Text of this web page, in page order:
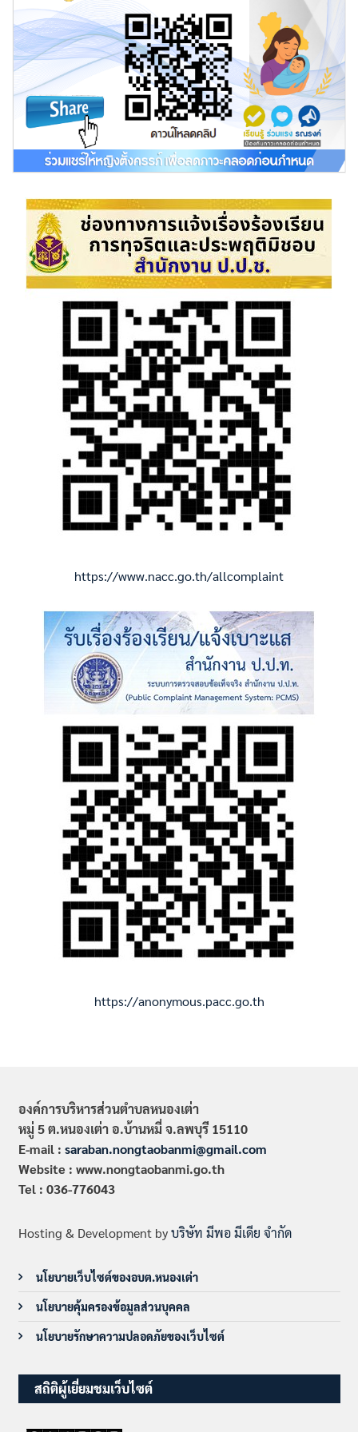
https://www.nacc.go.th/allcomplaint
https://anonymous.pacc.go.th
องค์การบริหารส่วนตำบลหนองเต่า
หมู่ 5 ต.หนองเต่า อ.บ้านหมี่ จ.ลพบุรี 15110
E-mail : saraban.nongtaobanmi@gmail.com
Website : www.nongtaobanmi.go.th
Tel : 036-776043
Hosting & Development byบริษัท มีพอ มีเดีย จำกัด
นโยบายเว็บไซต์ของอบต.หนองเต่า
นโยบายคุ้มครองข้อมูลส่วนบุคคล
นโยบายรักษาความปลอดภัยของเว็บไซต์
สถิติผู้เยี่ยมชมเว็บไซต์